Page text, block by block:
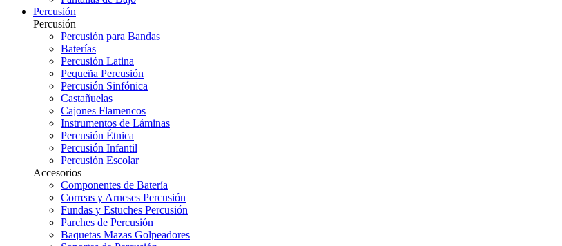
Percusión
Percusión
Percusión para Bandas
Baterías
Percusión Latina
Pequeña Percusión
Percusión Sinfónica
Castañuelas
Cajones Flamencos
Instrumentos de Láminas
Percusión Étnica
Percusión Infantil
Percusión Escolar
Accesorios
Componentes de Batería
Correas y Arneses Percusión
Fundas y Estuches Percusión
Parches de Percusión
Baquetas Mazas Golpeadores